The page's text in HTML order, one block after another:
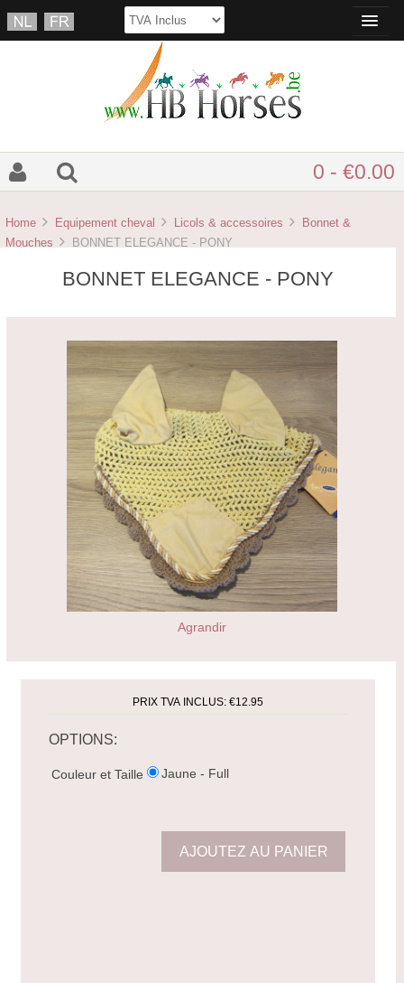
0 - €0.00
Home Equipement cheval Licols & accessoires
Bonnet &
Mouches
BONNET ELEGANCE - PONY
BONNET ELEGANCE - PONY
Agrandir
PRIX TVA INCLUS:€12.95
OPTIONS:
Couleur et Taille Jaune - Full